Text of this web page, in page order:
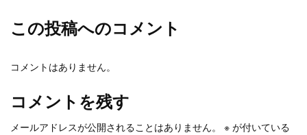
この投稿へのコメント
コメントはありません。
コメントを残す
メールアドレスが公開されることはありません。 ※ が付いている